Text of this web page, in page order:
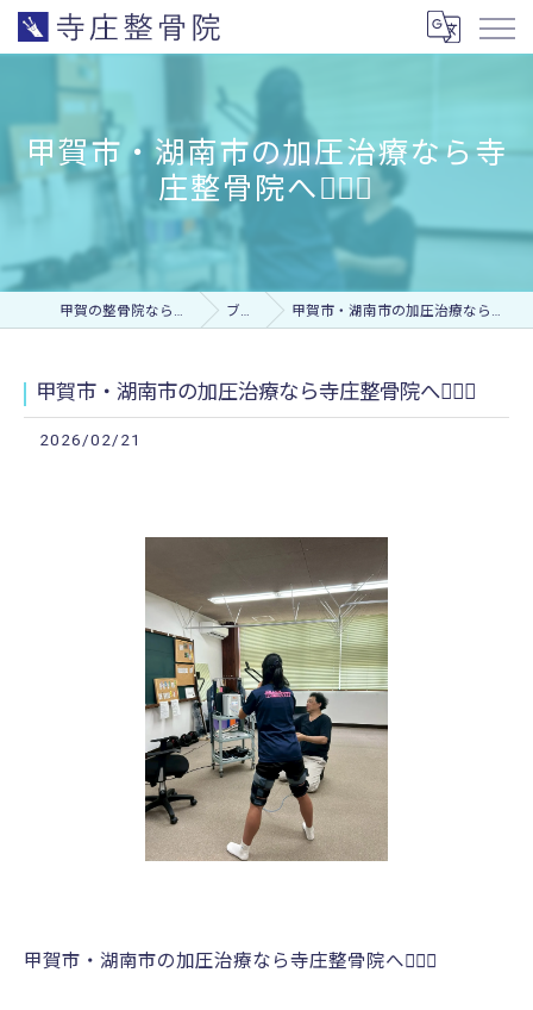
甲賀市・湖南市の加圧治療なら寺
庄整骨院へ🚴🏻‍♂️
甲賀の整骨院なら寺庄整骨院 ブログ 甲賀市・湖南市の加圧治療なら寺庄整骨院へ🚴🏻‍♂️
甲賀市・湖南市の加圧治療なら寺庄整骨院へ🚴🏻‍♂️
2026/02/21
甲賀市・湖南市の加圧治療なら寺庄整骨院へ🚴🏻‍♂️